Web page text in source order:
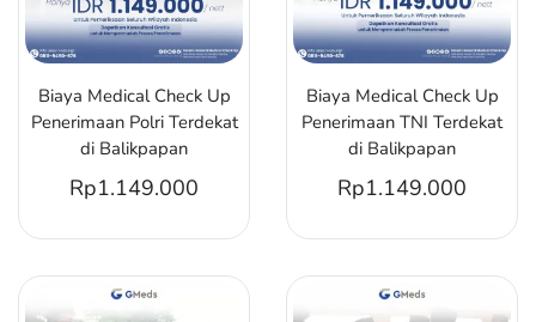
Biaya Medical Check Up
Penerimaan Polri Terdekat
di Balikpapan
Rp1.149.000
Biaya Medical Check Up
Penerimaan TNI Terdekat
di Balikpapan
Rp1.149.000